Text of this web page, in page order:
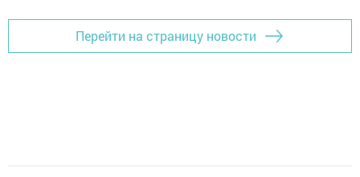
Перейти на страницу новости